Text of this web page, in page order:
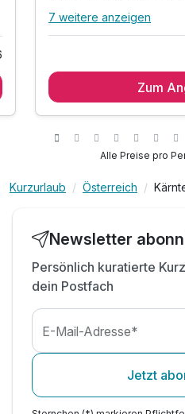
Alle Inklusivleistungen
1 x reichhaltiges
Buffet)
inkl. alkoholfreie
inkl. alkoholische
inkl. Tennis- &
inkl.
Tipp: Wanderwege direkt
Tipp: Besuch des
7 weitere anzeigen
Zum
Alle Preise pro
Kurzurlaub Österreich
Newsletter
Persönlich kuratierte
dein Postfach
E-Mail-Adresse*
Jetzt